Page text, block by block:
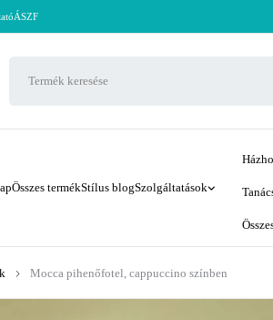
ÁSZF
Összes termékStílus blogSzolgáltatások
Mocca pihenőfotel, cappuccino színben